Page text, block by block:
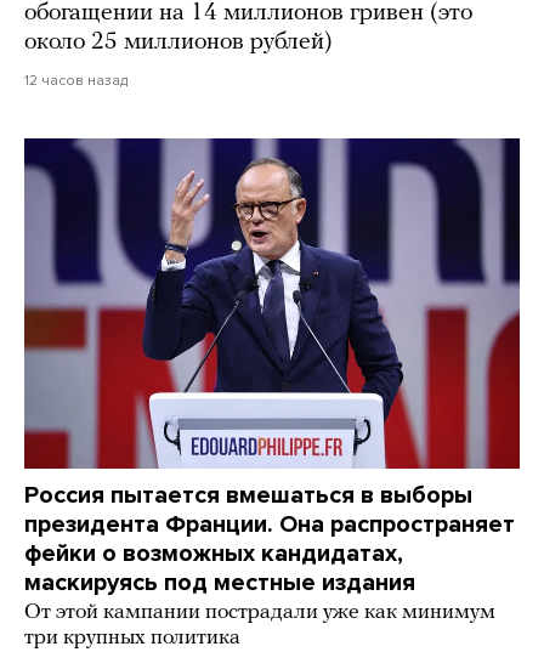
обогащении на 14 миллионов гривен (это
около 25 миллионов рублей)
12 часов назад
Россия пытается вмешаться в выборы
президента Франции. Она распространяет
фейки о возможных кандидатах,
маскируясь под местные издания
От этой кампании пострадали уже как минимум
три крупных политика